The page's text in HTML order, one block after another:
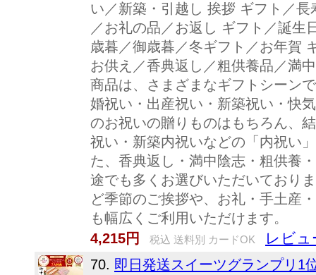
い／新築・引越し 挨拶 ギフト／
／お礼の品／お返し ギフト／誕生
歳暮／御歳暮／冬ギフト／お年賀
お供え／香典返し／粗供養品／満
商品は、さまざまなギフトシーン
婚祝い・出産祝い・新築祝い・快
のお祝いの贈りものはもちろん、
祝い・新築内祝いなどの「内祝い
た、香典返し・満中陰志・粗供養
途でも多くお選びいただいており
ど季節のご挨拶や、お礼・手土産
も幅広くご利用いただけます。
4,215円
税込 送料別 カードOK レビュ
70. 即日発送スイーツグランプリ1